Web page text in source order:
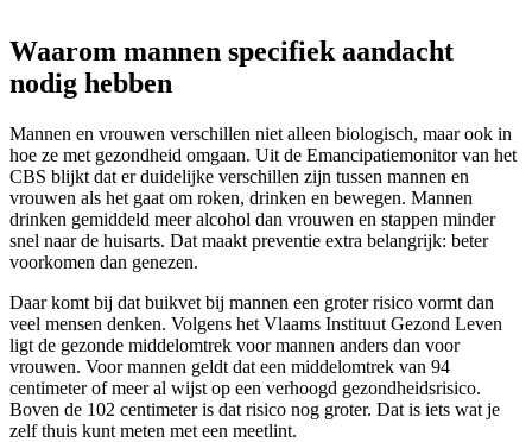
Waarom mannen specifiek aandacht
nodig hebben
Mannen en vrouwen verschillen niet alleen biologisch, maar ook in
hoe ze met gezondheid omgaan. Uit de Emancipatiemonitor van het
CBS blijkt dat er duidelijke verschillen zijn tussen mannen en
vrouwen als het gaat om roken, drinken en bewegen. Mannen
drinken gemiddeld meer alcohol dan vrouwen en stappen minder
snel naar de huisarts. Dat maakt preventie extra belangrijk: beter
voorkomen dan genezen.
Daar komt bij dat buikvet bij mannen een groter risico vormt dan
veel mensen denken. Volgens het Vlaams Instituut Gezond Leven
ligt de gezonde middelomtrek voor mannen anders dan voor
vrouwen. Voor mannen geldt dat een middelomtrek van 94
centimeter of meer al wijst op een verhoogd gezondheidsrisico.
Boven de 102 centimeter is dat risico nog groter. Dat is iets wat je
zelf thuis kunt meten met een meetlint.